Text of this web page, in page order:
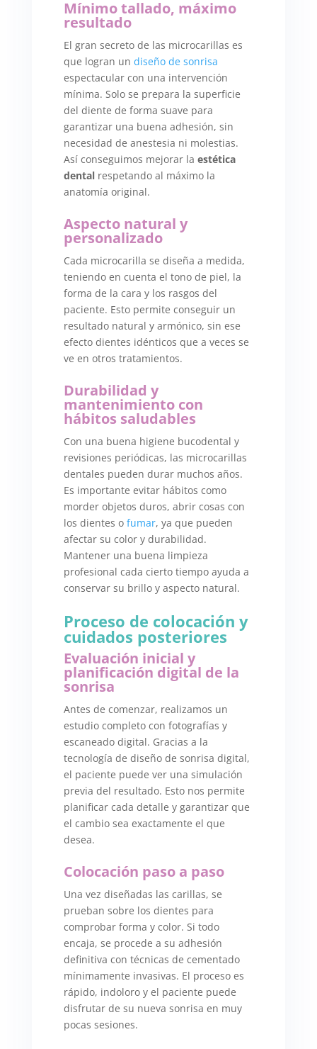
Mínimo tallado, máximo
resultado
El gran secreto de las microcarillas es
que logran un diseño de sonrisa
espectacular con una intervención
mínima. Solo se prepara la superficie
del diente de forma suave para
garantizar una buena adhesión, sin
necesidad de anestesia ni molestias.
Así conseguimos mejorar la estética
dentalrespetando al máximo la
anatomía original.
Aspecto natural y
personalizado
Cada microcarilla se diseña a medida,
teniendo en cuenta el tono de piel, la
forma de la cara y los rasgos del
paciente. Esto permite conseguir un
resultado natural y armónico, sin ese
efecto dientes idénticos que a veces se
ve en otros tratamientos.
Durabilidad y
mantenimiento con
hábitos saludables
Con una buena higiene bucodental y
revisiones periódicas, las microcarillas
dentales pueden durar muchos años.
Es importante evitar hábitos como
morder objetos duros, abrir cosas con
los dientes o fumar, ya que pueden
afectar su color y durabilidad.
Mantener una buena limpieza
profesional cada cierto tiempo ayuda a
conservar su brillo y aspecto natural.
Proceso de colocación y
cuidados posteriores
Evaluación inicial y
planificación digital de la
sonrisa
Antes de comenzar, realizamos un
estudio completo con fotografías y
escaneado digital. Gracias a la
tecnología de diseño de sonrisa digital,
el paciente puede ver una simulación
previa del resultado. Esto nos permite
planificar cada detalle y garantizar que
el cambio sea exactamente el que
desea.
Colocación paso a paso
Una vez diseñadas las carillas, se
prueban sobre los dientes para
comprobar forma y color. Si todo
encaja, se procede a su adhesión
definitiva con técnicas de cementado
mínimamente invasivas. El proceso es
rápido, indoloro y el paciente puede
disfrutar de su nueva sonrisa en muy
pocas sesiones.